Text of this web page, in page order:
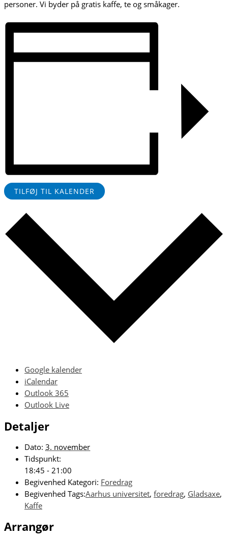
personer. Vi byder på gratis kaffe, te og småkager.
TILFØJ TIL KALENDER
Google kalender
iCalendar
Outlook 365
Outlook Live
Detaljer
Dato: 3. november
Tidspunkt:
18:45 - 21:00
Begivenhed Kategori: Foredrag
Begivenhed Tags:Aarhus universitet, foredrag, Gladsaxe,
Kaffe
Arrangør